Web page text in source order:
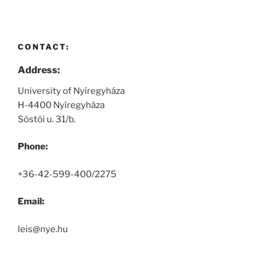
CONTACT:
Address:
University of Nyíregyháza
H-4400 Nyíregyháza
Sóstói u. 31/b.
Phone:
+36-42-599-400/2275
Email:
leis@nye.hu